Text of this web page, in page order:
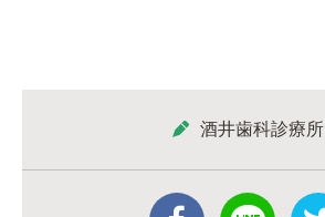
酒井歯科診療所